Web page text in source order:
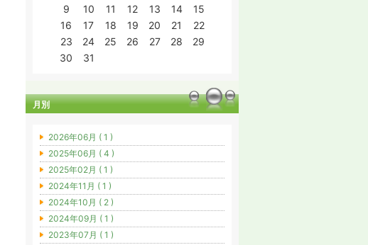
9
10 11 12 13 14
15
16
17 18 19 20 21
22
23
24 25 26 27 28
29
30
31
月別
2026年06月 ( 1 )
2025年06月 ( 4 )
2025年02月 ( 1 )
2024年11月 ( 1 )
2024年10月 ( 2 )
2024年09月 ( 1 )
2023年07月 ( 1 )